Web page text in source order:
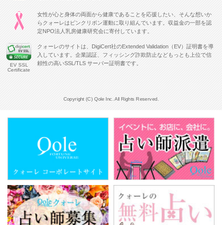
女性が心と身体の両面から健康であることを応援したい、そんな想いか
らクォーレはピンクリボン運動に取り組んでいます。収益金の一部を認
定NPO法人乳房健康研究会に寄付しています。
EV SSL
Certificate
クォーレのサイトは、DigiCert社のExtended Validation（EV）証明書を導
入しています。企業認証、フィッシング詐欺防止などもっとも上位で信
頼性の高いSSL/TLS サーバー証明書です。
Copyright (C) Qole Inc. All Rights Reserved.